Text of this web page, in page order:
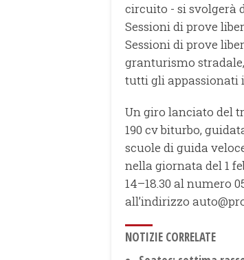
circuito - si svolgerà
Sessioni di prove
Sessioni di prove
granturismo
tutti gli appassionati
Un giro lanciato del
190 cv biturbo,
scuole di guida
nella giornata del 1
14–18.30 al numero
all’indirizzo
NOTIZIE CORRELATE